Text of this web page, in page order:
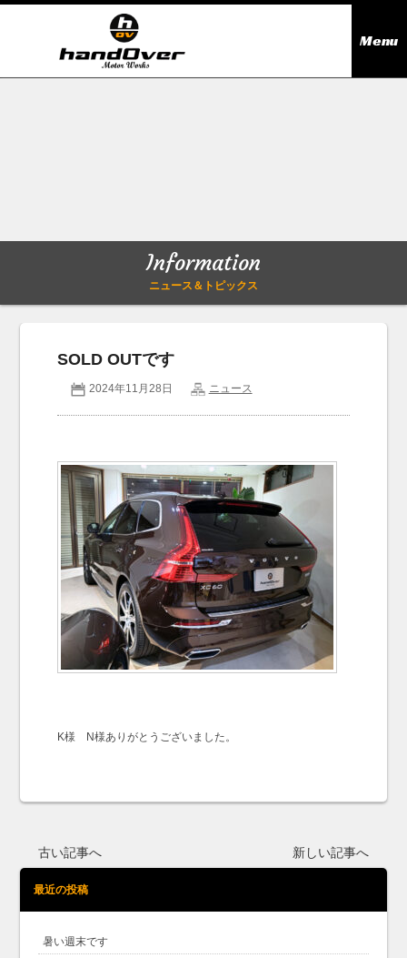
Menu
Company outline
会社概要
アクセス
Information
ニュース＆トピックス
SOLD OUTです
2024年11月28日 ニュース
K様 N様ありがとうございました。
古い記事へ 新しい記事へ
最近の投稿
暑い週末です